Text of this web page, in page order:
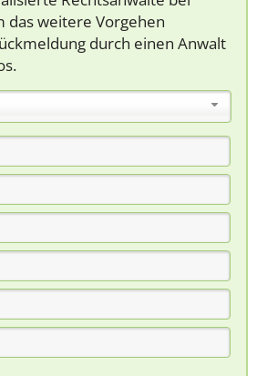
das weitere Vorgehen
durch einen Anwalt